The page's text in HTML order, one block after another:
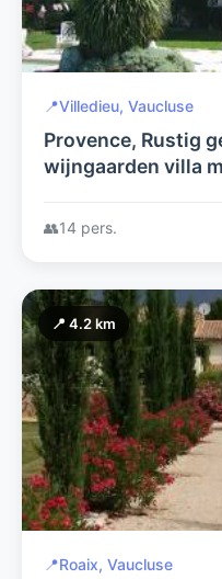
📍Villedieu, Vaucluse
Provence, Rustig
wijngaarden villa
👥14 pers.
📍 4.2 km
📍Roaix, Vaucluse